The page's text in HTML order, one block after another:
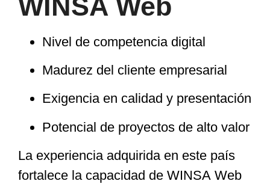
Nivel de competencia digital
Madurez del cliente empresarial
Exigencia en calidad y presentación
Potencial de proyectos de alto valor
La experiencia adquirida en este país
fortalece la capacidad de WINSA Web